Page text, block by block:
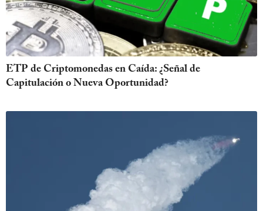
ETP de Criptomonedas en Caída: ¿Señal de
Capitulación o Nueva Oportunidad?